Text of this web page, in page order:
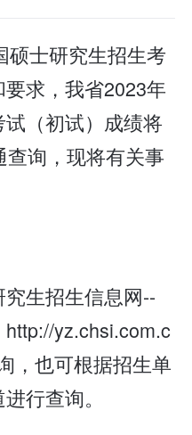
硕士研究生招生考
求，我省2023年
（初试）成绩将
询，现将有关事
生招生信息网--
yz.chsi.com.c
，也可根据招生单
行查询。